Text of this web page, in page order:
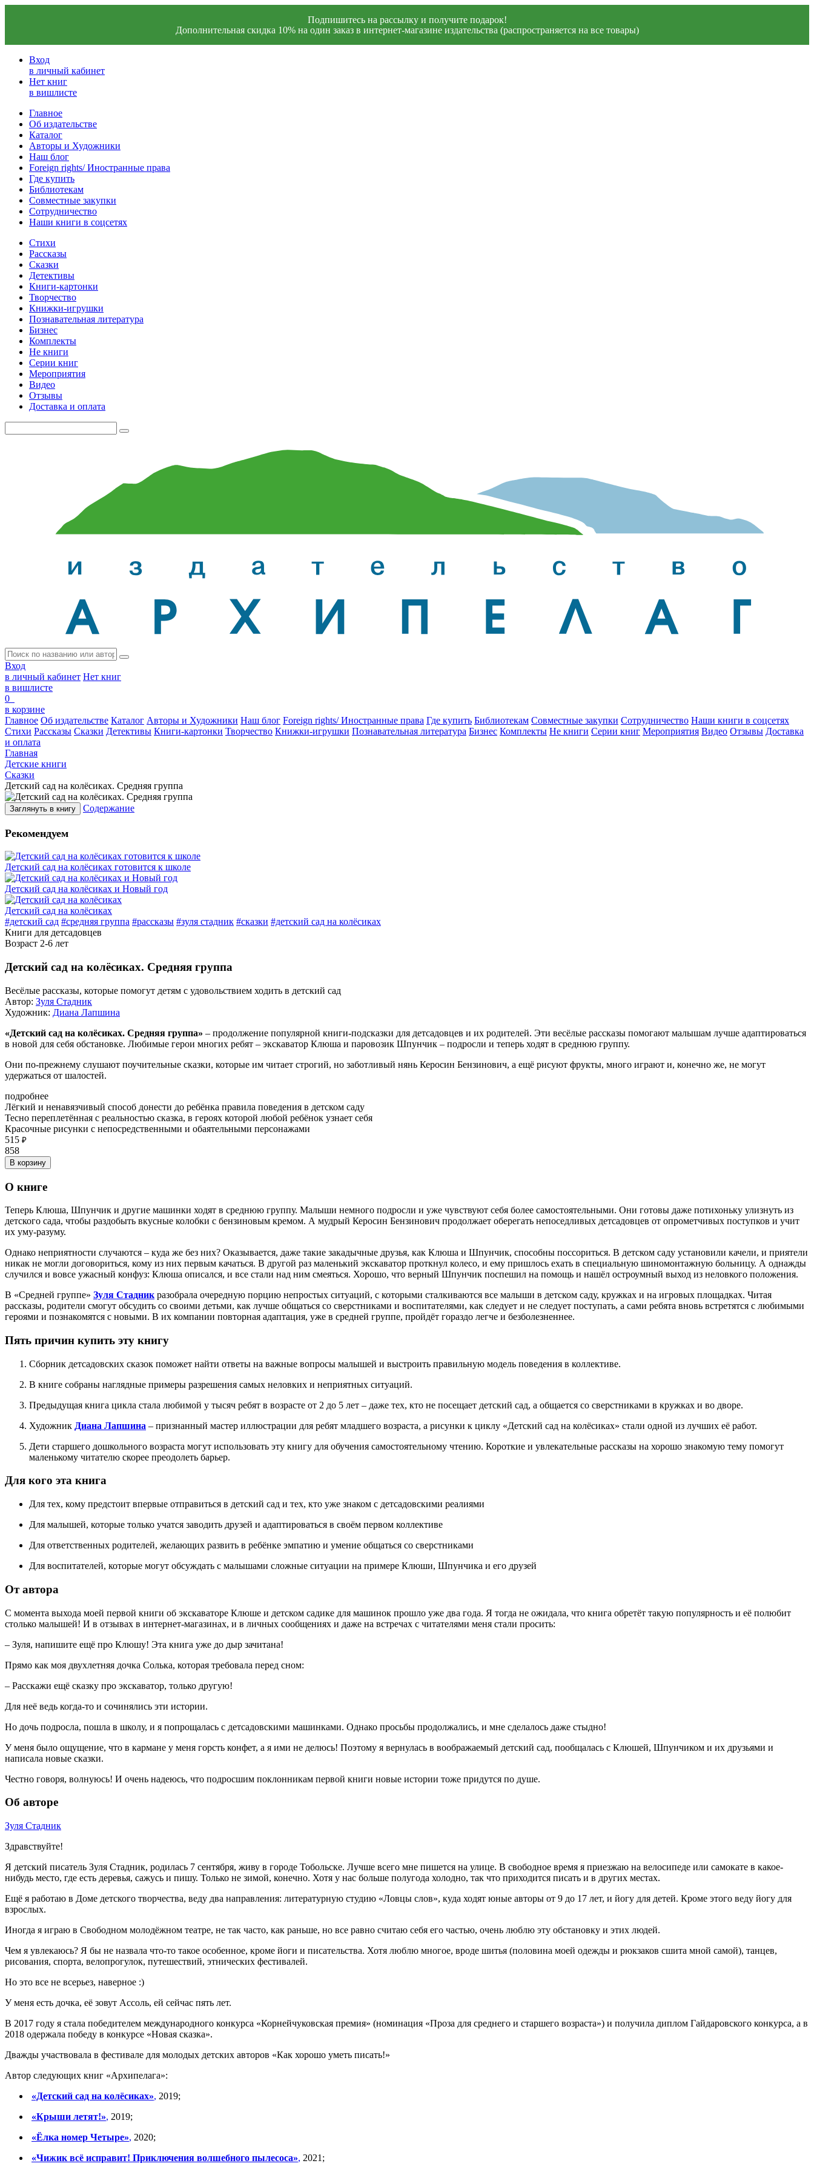
Подпишитесь на рассылку и получите подарок!
Дополнительная скидка 10% на один заказ в интернет-магазине издательства (распространяется на все товары)
Вход
в личный кабинет
Нет книг
в вишлисте
Главное
Об издательстве
Каталог
Авторы и Художники
Наш блог
Foreign rights/ Иностранные права
Где купить
Библиотекам
Совместные закупки
Сотрудничество
Наши книги в соцсетях
Стихи
Рассказы
Сказки
Детективы
Книги-картонки
Творчество
Книжки-игрушки
Познавательная литература
Бизнес
Комплекты
Не книги
Серии книг
Мероприятия
Видео
Отзывы
Доставка и оплата
Вход
в личный кабинет Нет книг
в вишлисте
0
в корзине
Главное Об издательстве Каталог Авторы и Художники Наш блог Foreign rights/ Иностранные права Где купить Библиотекам Совместные закупки Сотрудничество Наши книги в соцсетях
Стихи Рассказы Сказки Детективы Книги-картонки Творчество Книжки-игрушки Познавательная литература Бизнес Комплекты Не книги Серии книг Мероприятия Видео Отзывы Доставка
и оплата
Главная
Детские книги
Сказки
Детский сад на колёсиках. Средняя группа
Заглянуть в книгу Содержание
Рекомендуем
Детский сад на колёсиках готовится к школе
Детский сад на колёсиках и Новый год
Детский сад на колёсиках
#детский сад #средняя группа #рассказы #зуля стадник #сказки #детский сад на колёсиках
Книги для детсадовцев
Возраст 2-6 лет
Детский сад на колёсиках. Средняя группа
Весёлые рассказы, которые помогут детям с удовольствием ходить в детский сад
Автор: Зуля Стадник
Художник: Диана Лапшина
«Детский сад на колёсиках. Средняя группа» – продолжение популярной книги-подсказки для детсадовцев и их родителей. Эти весёлые рассказы помогают малышам лучше адаптироваться
в новой для себя обстановке. Любимые герои многих ребят – экскаватор Клюша и паровозик Шпунчик – подросли и теперь ходят в среднюю группу.
Они по-прежнему слушают поучительные сказки, которые им читает строгий, но заботливый нянь Керосин Бензинович, а ещё рисуют фрукты, много играют и, конечно же, не могут
удержаться от шалостей.
подробнее
Лёгкий и ненавязчивый способ донести до ребёнка правила поведения в детском саду
Тесно переплетённая с реальностью сказка, в героях которой любой ребёнок узнает себя
Красочные рисунки с непосредственными и обаятельными персонажами
515 ₽
858
В корзину
О книге
Теперь Клюша, Шпунчик и другие машинки ходят в среднюю группу. Малыши немного подросли и уже чувствуют себя более самостоятельными. Они готовы даже потихоньку улизнуть из
детского сада, чтобы раздобыть вкусные колобки с бензиновым кремом. А мудрый Керосин Бензинович продолжает оберегать непоседливых детсадовцев от опрометчивых поступков и учит
их уму-разуму.
Однако неприятности случаются – куда же без них? Оказывается, даже такие закадычные друзья, как Клюша и Шпунчик, способны поссориться. В детском саду установили качели, и приятели
никак не могли договориться, кому из них первым качаться. В другой раз маленький экскаватор проткнул колесо, и ему пришлось ехать в специальную шиномонтажную больницу. А однажды
случился и вовсе ужасный конфуз: Клюша описался, и все стали над ним смеяться. Хорошо, что верный Шпунчик поспешил на помощь и нашёл остроумный выход из неловкого положения.
В «Средней группе» Зуля Стадник разобрала очередную порцию непростых ситуаций, с которыми сталкиваются все малыши в детском саду, кружках и на игровых площадках. Читая
рассказы, родители смогут обсудить со своими детьми, как лучше общаться со сверстниками и воспитателями, как следует и не следует поступать, а сами ребята вновь встретятся с любимыми
героями и познакомятся с новыми. В их компании повторная адаптация, уже в средней группе, пройдёт гораздо легче и безболезненнее.
Пять причин купить эту книгу
Сборник детсадовских сказок поможет найти ответы на важные вопросы малышей и выстроить правильную модель поведения в коллективе.
В книге собраны наглядные примеры разрешения самых неловких и неприятных ситуаций.
Предыдущая книга цикла стала любимой у тысяч ребят в возрасте от 2 до 5 лет – даже тех, кто не посещает детский сад, а общается со сверстниками в кружках и во дворе.
Художник Диана Лапшина – признанный мастер иллюстрации для ребят младшего возраста, а рисунки к циклу «Детский сад на колёсиках» стали одной из лучших её работ.
Дети старшего дошкольного возраста могут использовать эту книгу для обучения самостоятельному чтению. Короткие и увлекательные рассказы на хорошо знакомую тему помогут
маленькому читателю скорее преодолеть барьер.
Для кого эта книга
Для тех, кому предстоит впервые отправиться в детский сад и тех, кто уже знаком с детсадовскими реалиями
Для малышей, которые только учатся заводить друзей и адаптироваться в своём первом коллективе
Для ответственных родителей, желающих развить в ребёнке эмпатию и умение общаться со сверстниками
Для воспитателей, которые могут обсуждать с малышами сложные ситуации на примере Клюши, Шпунчика и его друзей
От автора
С момента выхода моей первой книги об экскаваторе Клюше и детском садике для машинок прошло уже два года. Я тогда не ожидала, что книга обретёт такую популярность и её полюбит
столько малышей! И в отзывах в интернет-магазинах, и в личных сообщениях и даже на встречах с читателями меня стали просить:
– Зуля, напишите ещё про Клюшу! Эта книга уже до дыр зачитана!
Прямо как моя двухлетняя дочка Солька, которая требовала перед сном:
– Расскажи ещё сказку про экскаватор, только другую!
Для неё ведь когда-то и сочинялись эти истории.
Но дочь подросла, пошла в школу, и я попрощалась с детсадовскими машинками. Однако просьбы продолжались, и мне сделалось даже стыдно!
У меня было ощущение, что в кармане у меня горсть конфет, а я ими не делюсь! Поэтому я вернулась в воображаемый детский сад, пообщалась с Клюшей, Шпунчиком и их друзьями и
написала новые сказки.
Честно говоря, волнуюсь! И очень надеюсь, что подросшим поклонникам первой книги новые истории тоже придутся по душе.
Об авторе
Зуля Стадник
Здравствуйте!
Я детский писатель Зуля Стадник, родилась 7 сентября, живу в городе Тобольске. Лучше всего мне пишется на улице. В свободное время я приезжаю на велосипеде или самокате в какое-
нибудь место, где есть деревья, сажусь и пишу. Только не зимой, конечно. Хотя у нас больше полугода холодно, так что приходится писать и в других местах.
Ещё я работаю в Доме детского творчества, веду два направления: литературную студию «Ловцы слов», куда ходят юные авторы от 9 до 17 лет, и йогу для детей. Кроме этого веду йогу для
взрослых.
Иногда я играю в Свободном молодёжном театре, не так часто, как раньше, но все равно считаю себя его частью, очень люблю эту обстановку и этих людей.
Чем я увлекаюсь? Я бы не назвала что-то такое особенное, кроме йоги и писательства. Хотя люблю многое, вроде шитья (половина моей одежды и рюкзаков сшита мной самой), танцев,
рисования, спорта, велопрогулок, путешествий, этнических фестивалей.
Но это все не всерьез, наверное :)
У меня есть дочка, её зовут Ассоль, ей сейчас пять лет.
В 2017 году я стала победителем международного конкурса «Корнейчуковская премия» (номинация «Проза для среднего и старшего возраста») и получила диплом Гайдаровского конкурса, а в
2018 одержала победу в конкурсе «Новая сказка».
Дважды участвовала в фестивале для молодых детских авторов «Как хорошо уметь писать!»
Автор следующих книг «Архипелага»:
«Детский сад на колёсиках», 2019;
«Крыши летят!», 2019;
«Ёлка номер Четыре», 2020;
«Чижик всё исправит! Приключения волшебного пылесоса», 2021;